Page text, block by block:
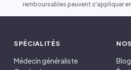
remboursables peuvent s'appliquer
SPÉCIALITÉS
Médecin généraliste